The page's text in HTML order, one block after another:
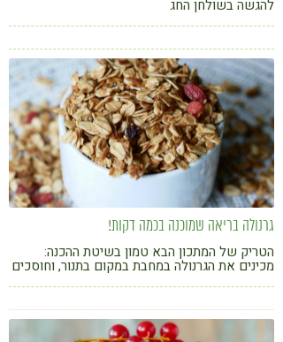
להגשה בשולחן החג
גרנולה בריאה שמוכנה בכמה דקות!
הטריק של המתכון הבא טמון בשיטת ההכנה:
מכינים את הגרנולה במחבת במקום בתנור, וחוסכים